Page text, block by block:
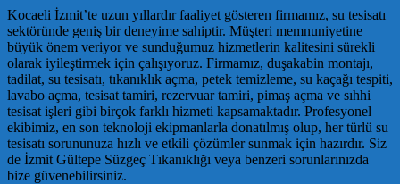
Kocaeli İzmit’te uzun yıllardır faaliyet gösteren firmamız, su tesisatı
sektöründe geniş bir deneyime sahiptir. Müşteri memnuniyetine
büyük önem veriyor ve sunduğumuz hizmetlerin kalitesini sürekli
olarak iyileştirmek için çalışıyoruz. Firmamız, duşakabin montajı,
tadilat, su tesisatı, tıkanıklık açma, petek temizleme, su kaçağı tespiti,
lavabo açma, tesisat tamiri, rezervuar tamiri, pimaş açma ve sıhhi
tesisat işleri gibi birçok farklı hizmeti kapsamaktadır. Profesyonel
ekibimiz, en son teknoloji ekipmanlarla donatılmış olup, her türlü su
tesisatı sorununuza hızlı ve etkili çözümler sunmak için hazırdır. Siz
de İzmit Gültepe Süzgeç Tıkanıklığı veya benzeri sorunlarınızda
bize güvenebilirsiniz.